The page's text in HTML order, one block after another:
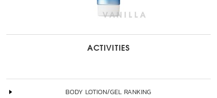
ACTIVITIES
BODY LOTION/GEL RANKING